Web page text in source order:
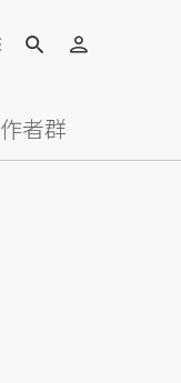
作者群